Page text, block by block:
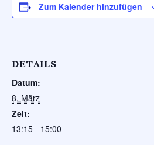
Zum Kalender hinzufügen
DETAILS
Datum:
8. März
Zeit:
13:15 - 15:00